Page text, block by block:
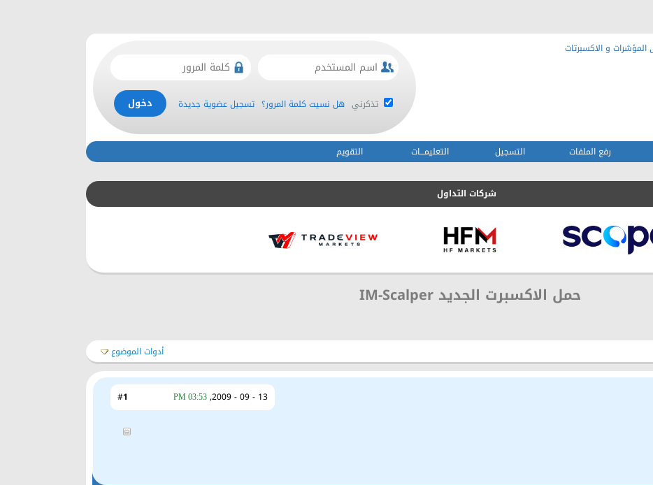
المؤشرات و الاكسبرتات
تذكرني هل نسيت كلمة المرور؟ تسجيل عضوية جديدة
رفع الملفات التسجيل التعليمـــات التقويم
شركات التداول
حمل الاكسبرت الجديد IM-Scalper
أدوات الموضوع
13 - 09 - 2009,
03:53 PM
1